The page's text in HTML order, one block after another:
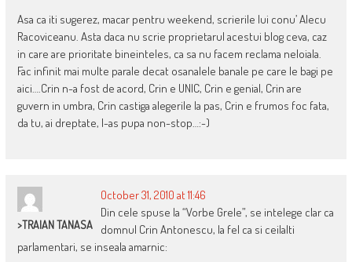
Asa ca iti sugerez, macar pentru weekend, scrierile lui conu’ Alecu
Racoviceanu. Asta daca nu scrie proprietarul acestui blog ceva, caz
in care are prioritate bineinteles, ca sa nu facem reclama neloiala.
Fac infinit mai multe parale decat osanalele banale pe care le bagi pe
aici….Crin n-a fost de acord, Crin e UNIC, Crin e genial, Crin are
guvern in umbra, Crin castiga alegerile la pas, Crin e frumos foc fata,
da tu, ai dreptate, l-as pupa non-stop…:-)
>TRAIAN TANASA
October 31, 2010 at 11:46
Din cele spuse la “Vorbe Grele”, se intelege clar ca
domnul Crin Antonescu, la fel ca si ceilalti
parlamentari, se inseala amarnic: